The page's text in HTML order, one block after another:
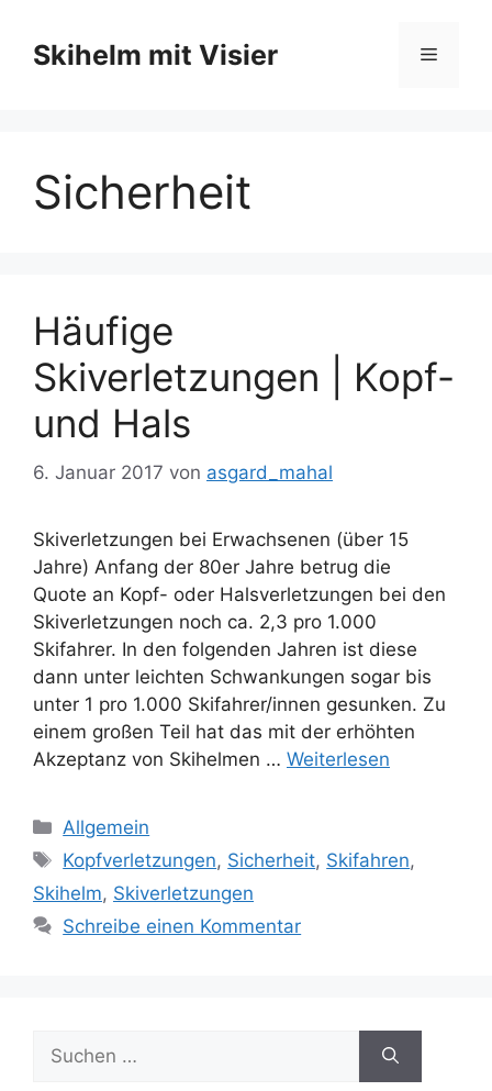
Inhalt
springenSkihelm mit Visier Menü
Sicherheit
Häufige
Skiverletzungen | Kopf-
und Hals
6. Januar 2017 von asgard_mahal
Skiverletzungen bei Erwachsenen (über 15
Jahre) Anfang der 80er Jahre betrug die
Quote an Kopf- oder Halsverletzungen bei den
Skiverletzungen noch ca. 2,3 pro 1.000
Skifahrer. In den folgenden Jahren ist diese
dann unter leichten Schwankungen sogar bis
unter 1 pro 1.000 Skifahrer/innen gesunken. Zu
einem großen Teil hat das mit der erhöhten
Akzeptanz von Skihelmen … Weiterlesen
Kategorien
Allgemein
Schlagwörter
Kopfverletzungen, Sicherheit, Skifahren,
Skihelm, Skiverletzungen
Schreibe einen Kommentar
nach: